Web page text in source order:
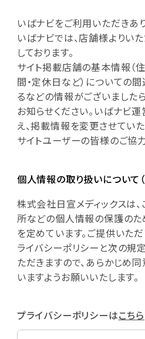
いばナビをご利用いただきあ
いばナビでは、店舗様よりい
しております。
サイト掲載店舗の基本情報（
間・定休日など）についての
るなどの情報がございました
お知らせください。いばナビ
え、掲載情報を変更させていた
サイトユーザーの皆様のご協
個人情報の取り扱いについて（
株式会社日宣メディックスは
所などの個人情報の保護のた
を定めています。ご提供いた
ライバシーポリシーと次の規
ただきますので、あらかじめ同
いますようお願いいたします。
プライバシーポリシーはこちら